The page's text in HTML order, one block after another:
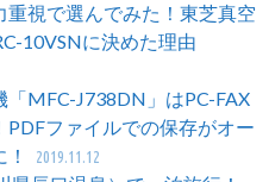
重視で選んでみた！東芝真空
10VSNに決めた理由
「MFC-J738DN」はPC-FAX
PDFファイルでの保存がオー
2019.11.12